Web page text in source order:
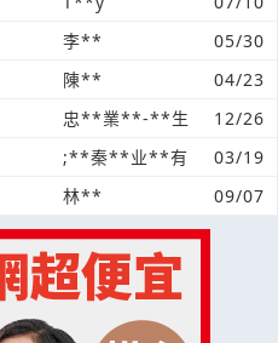
李**
05/30
陳**
04/23
忠**業**-**生
12/26
;**秦**业**有
03/19
林** 09/07